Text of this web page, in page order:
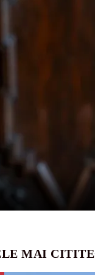
MAI CITITE